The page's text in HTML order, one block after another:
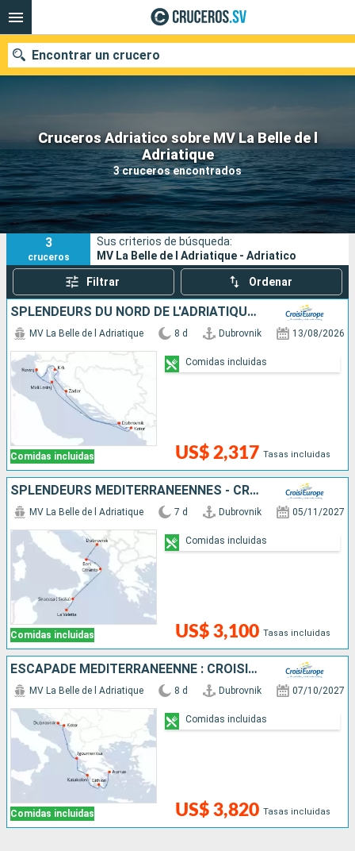
Cruceros Adriatico sobre MV La Belle de l
Adriatique
3 cruceros encontrados
Encontrar un crucero
Nuestros destinos
Fecha de salida
Puertos Compañías
Buscar
3
cruceros
Sus criterios de búsqueda:
MV La Belle de l Adriatique - Adriatico
Filtrar Ordenar
SPLENDEURS DU NORD DE L'ADRIATIQUE - ESCALES HISTORIQUES ET BEAUTÉS NATURELLES ENTRE CROATIE ET MONTÉNÉGRO (FORMULE PORT//PORT)
Comidas incluidas
MV La Belle de l Adriatique 8 d Dubrovnik 13/08/2026
US$ 2,317 Tasas incluidas
Comidas incluidas
SPLENDEURS MÉDITERRANÉENNES - CROATIE, LES POUILLES, LA SICILE ET MALTE
Comidas incluidas
MV La Belle de l Adriatique 7 d Dubrovnik 05/11/2027
US$ 3,100 Tasas incluidas
Comidas incluidas
ESCAPADE MÉDITERRANÉENNE : CROISIÈRE À LA DÉCOUVERTE DES TRÉSORS DE LA GRÈCE ET DE L'ADRIATIQUE - DES REMPARTS DE DUBROVNIK À L'ACROPOLE D'ATHÈNES
Comidas incluidas
MV La Belle de l Adriatique 8 d Dubrovnik 07/10/2027
US$ 3,820 Tasas incluidas
Comidas incluidas